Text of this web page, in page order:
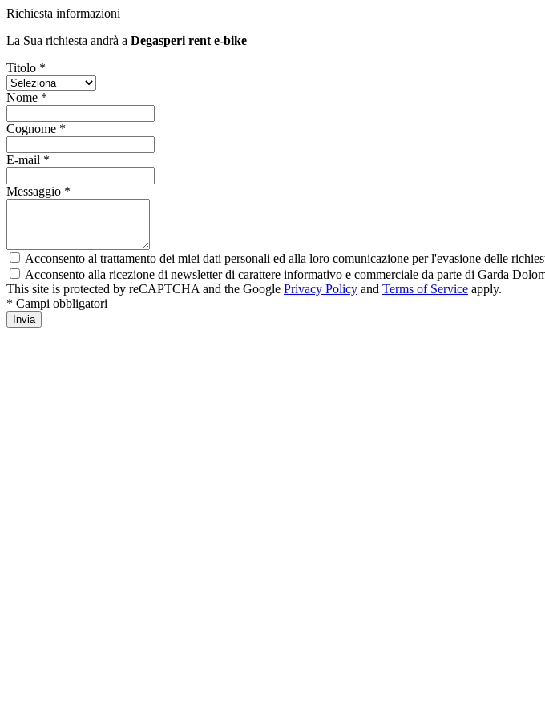
Richiesta informazioni
La Sua richiesta andrà a Degasperi rent e-bike
Titolo *
Nome *
Cognome *
E-mail *
Messaggio *
Acconsento al trattamento dei miei dati personali ed alla loro comunicazione per l'evasione delle
Acconsento alla ricezione di newsletter di carattere informativo e commerciale da parte di Garda
This site is protected by reCAPTCHA and the Google Privacy Policy and Terms of Service apply.
* Campi obbligatori
Invia